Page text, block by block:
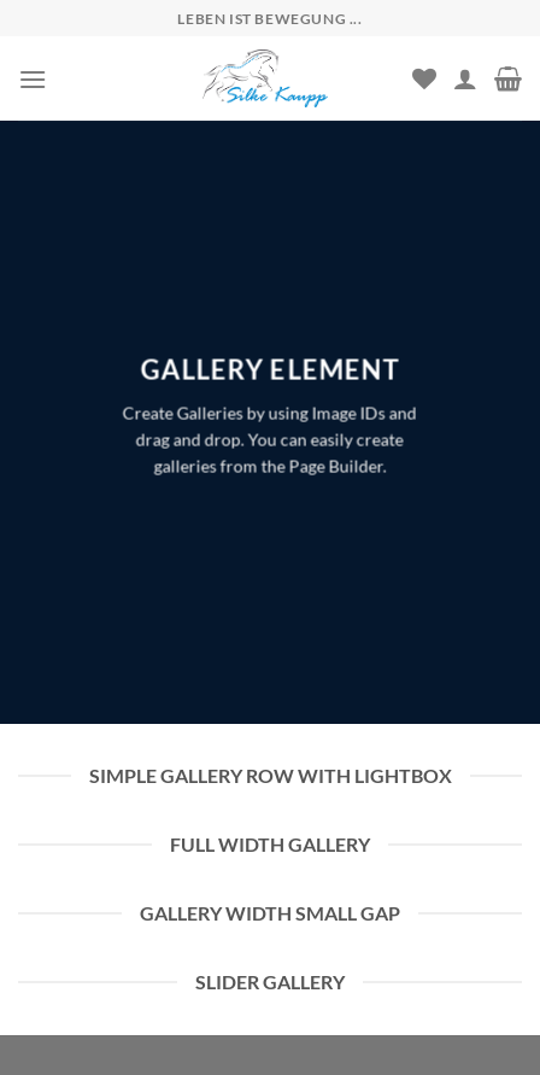
content
LEBEN IST BEWEGUNG ...
GALLERY ELEMENT
Create Galleries by using Image IDs and
drag and drop. You can easily create
galleries from the Page Builder.
SIMPLE GALLERY ROW WITH LIGHTBOX
FULL WIDTH GALLERY
GALLERY WIDTH SMALL GAP
SLIDER GALLERY